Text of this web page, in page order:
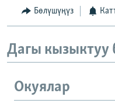
Бөлүшүңүз
Дагы кызыктуу
Окуялар